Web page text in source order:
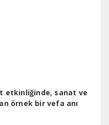
etkinliğinde, sanat ve
örnek bir vefa anı